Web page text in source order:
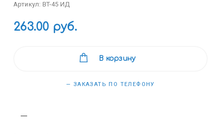
Артикул: BT-45 ИД
263.00 руб.
В корзину
— ЗАКАЗАТЬ ПО ТЕЛЕФОНУ